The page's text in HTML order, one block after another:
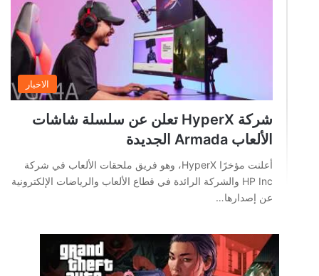
الاخبار
شركة HyperX تعلن عن سلسلة شاشات
الألعاب Armada الجديدة
أعلنت مؤخرًا HyperX، وهو فريق ملحقات الألعاب في شركة
HP Inc والشركة الرائدة في قطاع الألعاب والرياضات الإلكترونية
عن إصدارها…